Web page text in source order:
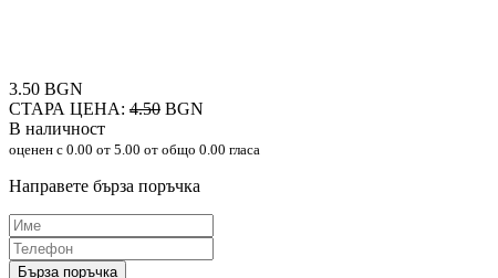
3.50 BGN
СТАРА ЦЕНА: 4.50 BGN
В наличност
оценен с 0.00 от 5.00 от общо 0.00 гласа
Направете бърза поръчка
Бърза поръчка